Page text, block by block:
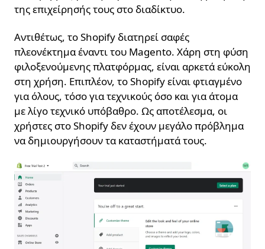
της επιχείρησής τους στο διαδίκτυο.
Αντιθέτως, το Shopify διατηρεί σαφές
πλεονέκτημα έναντι του Magento. Χάρη στη φύση
φιλοξενούμενης πλατφόρμας, είναι αρκετά εύκολη
στη χρήση. Επιπλέον, το Shopify είναι φτιαγμένο
για όλους, τόσο για τεχνικούς όσο και για άτομα
με λίγο τεχνικό υπόβαθρο. Ως αποτέλεσμα, οι
χρήστες στο Shopify δεν έχουν μεγάλο πρόβλημα
να δημιουργήσουν τα καταστήματά τους.